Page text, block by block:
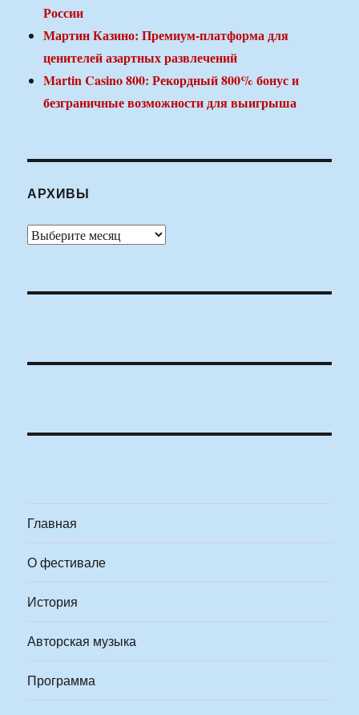
России
Мартин Казино: Премиум-платформа для
ценителей азартных развлечений
Martin Casino 800: Рекордный 800% бонус и
безграничные возможности для выигрыша
АРХИВЫ
Архивы
Главная
О фестивале
История
Авторская музыка
Программа